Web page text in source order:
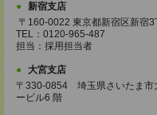
新宿支店
〒160-0022 東京都新宿区新宿
TEL：0120-965-487
担当：採用担当者
大宮支店
〒330-0854 埼玉県さいたま市
ービル6 階